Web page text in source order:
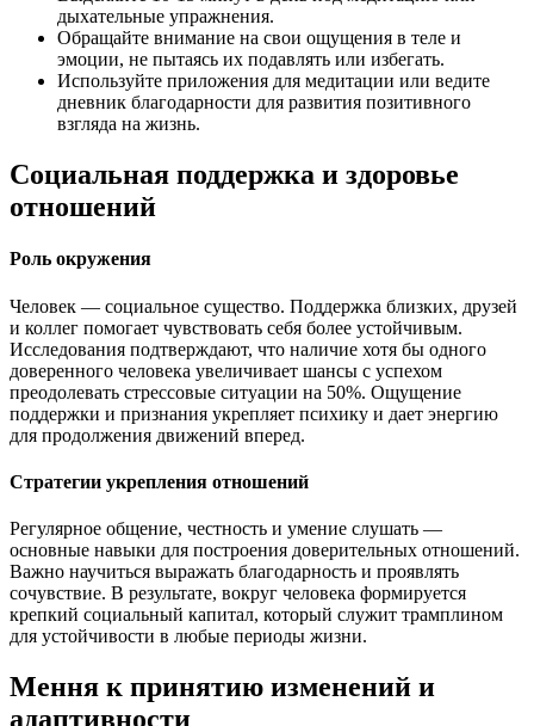
дыхательные упражнения.
Обращайте внимание на свои ощущения в теле и
эмоции, не пытаясь их подавлять или избегать.
Используйте приложения для медитации или ведите
дневник благодарности для развития позитивного
взгляда на жизнь.
Социальная поддержка и здоровье
отношений
Роль окружения
Человек — социальное существо. Поддержка близких, друзей
и коллег помогает чувствовать себя более устойчивым.
Исследования подтверждают, что наличие хотя бы одного
доверенного человека увеличивает шансы с успехом
преодолевать стрессовые ситуации на 50%. Ощущение
поддержки и признания укрепляет психику и дает энергию
для продолжения движений вперед.
Стратегии укрепления отношений
Регулярное общение, честность и умение слушать —
основные навыки для построения доверительных отношений.
Важно научиться выражать благодарность и проявлять
сочувствие. В результате, вокруг человека формируется
крепкий социальный капитал, который служит трамплином
для устойчивости в любые периоды жизни.
Мення к принятию изменений и
адаптивности